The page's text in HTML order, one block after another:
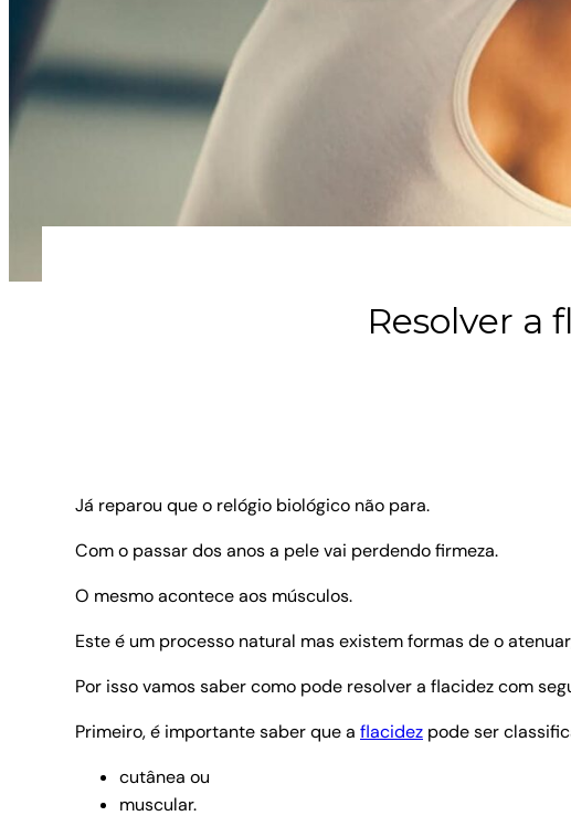
Resolver a
Já reparou que o relógio biológico não para.
Com o passar dos anos a pele vai perdendo firmeza.
O mesmo acontece aos músculos.
Este é um processo natural mas existem formas de o
Por isso vamos saber como pode resolver a flacidez com
Primeiro, é importante saber que a flacidez pode ser
cutânea ou
muscular.